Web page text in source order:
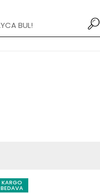
KARGO
BEDAVA